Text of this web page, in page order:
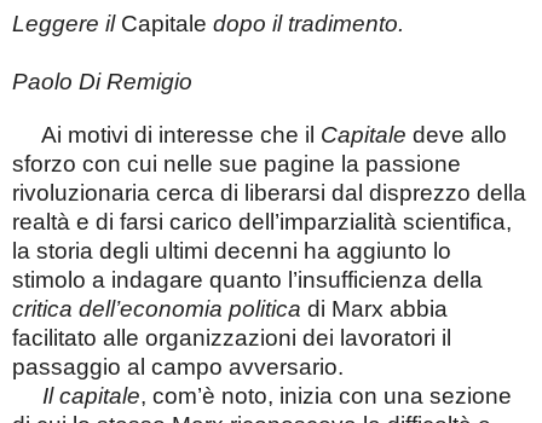
Leggere il Capitale dopo il tradimento.
Paolo Di Remigio
Ai motivi di interesse che il Capitale deve allo
sforzo con cui nelle sue pagine la passione
rivoluzionaria cerca di liberarsi dal disprezzo della
realtà e di farsi carico dell’imparzialità scientifica,
la storia degli ultimi decenni ha aggiunto lo
stimolo a indagare quanto l’insufficienza della
critica dell’economia politica di Marx abbia
facilitato alle organizzazioni dei lavoratori il
passaggio al campo avversario.
Il capitale, com’è noto, inizia con una sezione